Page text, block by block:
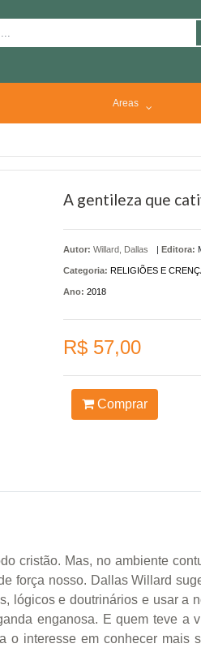
Areas
A gentileza que
Autor: Willard, Dallas | Editora:
Categoria: RELIGIÕES E
Ano: 2018
R$ 57,00
Comprar
cristão. Mas, no ambiente
força nosso. Dallas Willard
lógicos e doutrinários e usar a
enganosa. E quem teve
o interesse em conhecer